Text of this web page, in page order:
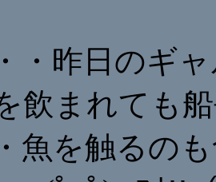
・昨日のギ
飲まれても
魚を触るの